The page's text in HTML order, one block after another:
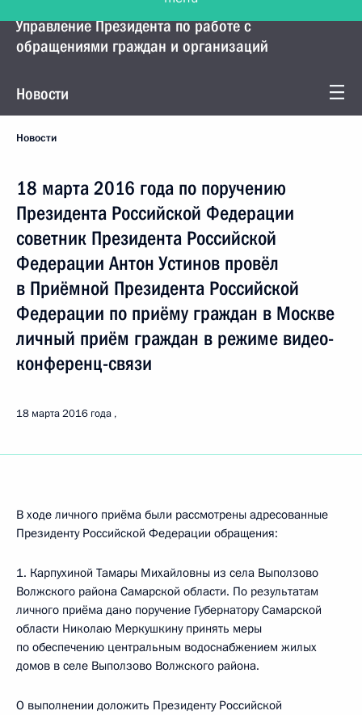
Управление Президента по работе с
обращениями граждан и организаций
Новости
Новости
18 марта 2016 года по поручению
Президента Российской Федерации
советник Президента Российской
Федерации Антон Устинов провёл
в Приёмной Президента Российской
Федерации по приёму граждан в Москве
личный приём граждан в режиме видео-
конференц-связи
18 марта 2016 года
В ходе личного приёма были рассмотрены адресованные
Президенту Российской Федерации обращения:
1. Карпухиной Тамары Михайловны из села Выползово
Волжского района Самарской области. По результатам
личного приёма дано поручение Губернатору Самарской
области Николаю Меркушкину принять меры
по обеспечению центральным водоснабжением жилых
домов в селе Выползово Волжского района.
О выполнении доложить Президенту Российской